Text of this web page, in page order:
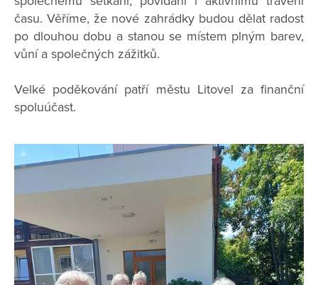
času. Věříme, že nové zahrádky budou dělat radost
po dlouhou dobu a stanou se místem plným barev,
vůní a společných zážitků.
Velké poděkování patří městu Litovel za finanční
spoluúčast.